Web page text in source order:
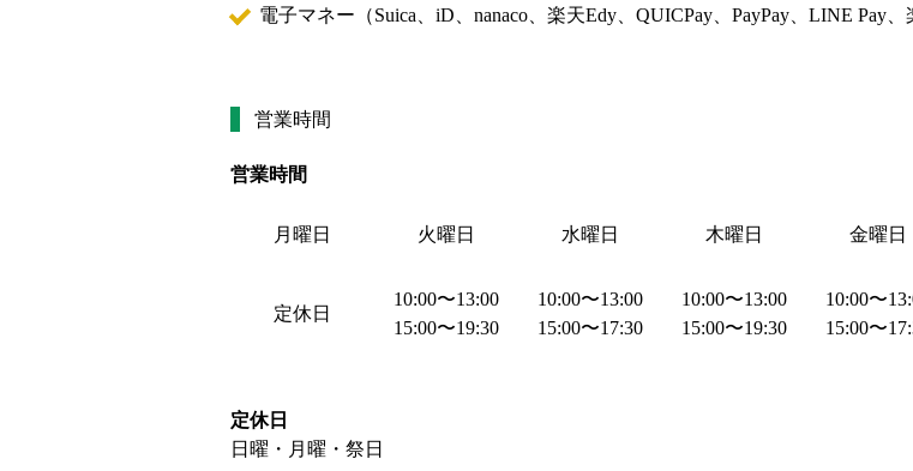
電子マネー（Suica、iD、nanaco、楽天Edy、QUICPay、PayPay、LINE Pay
営業時間
営業時間
月曜日 火曜日 水曜日 木曜日 金曜日
定休日
10:00〜13:00
15:00〜19:30
10:00〜13:00
15:00〜17:30
10:00〜13:00
15:00〜19:30
10:00〜
15:00〜
定休日
日曜・月曜・祭日